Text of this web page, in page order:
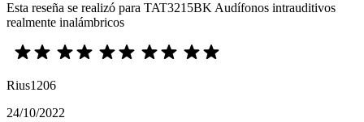
Esta reseña se realizó para TAT3215BK Audífonos intrauditivos
realmente inalámbricos
Rius1206
24/10/2022